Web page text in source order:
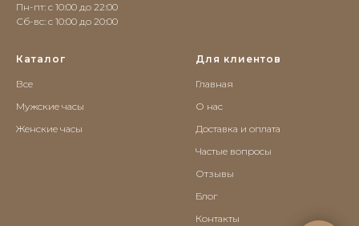
Пн-пт: с 10:00 до 22:00
Сб-вс: c 10:00 до 20:00
Каталог
Все
Мужские часы
Женские часы
Для клиентов
Главная
О нас
Доставка и оплата
Частые вопросы
Отзывы
Блог
Контакты